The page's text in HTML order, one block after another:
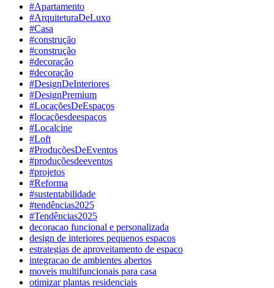
#Apartamento
#ArquiteturaDeLuxo
#Casa
#construção
#construção
#decoração
#decoração
#DesignDeInteriores
#DesignPremium
#LocaçõesDeEspaços
#locaçõesdeespaços
#Localcine
#Loft
#ProduçõesDeEventos
#produçõesdeeventos
#projetos
#Reforma
#sustentabilidade
#tendências2025
#Tendências2025
decoracao funcional e personalizada
design de interiores pequenos espacos
estrategias de aproveitamento de espaco
integracao de ambientes abertos
moveis multifuncionais para casa
otimizar plantas residenciais